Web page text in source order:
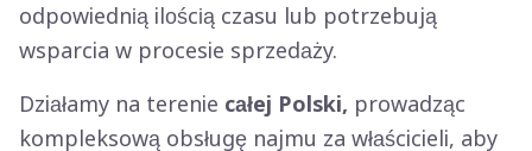
odpowiednią ilością czasu lub potrzebują
wsparcia w procesie sprzedaży.
Działamy na terenie całej Polski, prowadząc
kompleksową obsługę najmu za właścicieli, aby